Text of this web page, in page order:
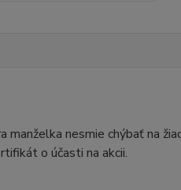
manželka nesmie chýbať na
o účasti na akcii.